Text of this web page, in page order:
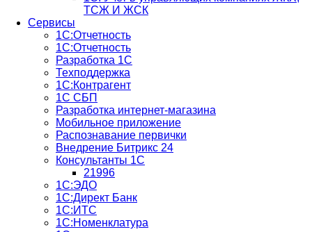
ТСЖ И ЖСК
Сервисы
1С:Отчетность
1С:Отчетность
Разработка 1С
Техподдержка
1С:Контрагент
1С СБП
Разработка интернет-магазина
Мобильное приложение
Распознавание первички
Внедрение Битрикс 24
Консультанты 1С
21996
1С:ЭДО
1С:Директ Банк
1С:ИТС
1С:Номенклатура